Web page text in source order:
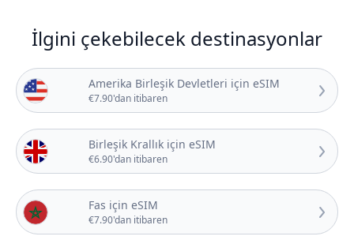
İlgini çekebilecek destinasyonlar
Amerika Birleşik Devletleri için eSIM
€7.90'dan itibaren
Birleşik Krallık için eSIM
€6.90'dan itibaren
Fas için eSIM
€7.90'dan itibaren